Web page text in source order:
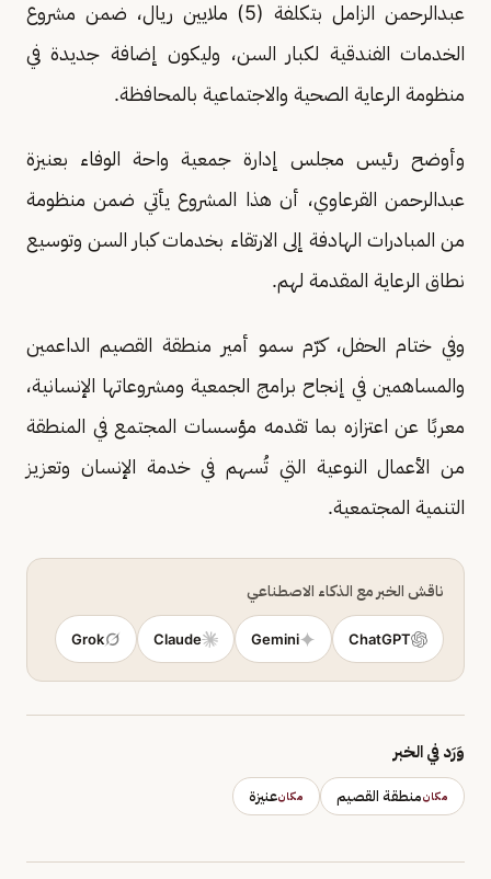
عبدالرحمن الزامل بتكلفة (5) ملايين ريال، ضمن مشروع
الخدمات الفندقية لكبار السن، وليكون إضافة جديدة في
منظومة الرعاية الصحية والاجتماعية بالمحافظة.
وأوضح رئيس مجلس إدارة جمعية واحة الوفاء بعنيزة
عبدالرحمن القرعاوي، أن هذا المشروع يأتي ضمن منظومة
من المبادرات الهادفة إلى الارتقاء بخدمات كبار السن وتوسيع
نطاق الرعاية المقدمة لهم.
وفي ختام الحفل، كرّم سمو أمير منطقة القصيم الداعمين
والمساهمين في إنجاح برامج الجمعية ومشروعاتها الإنسانية،
معربًا عن اعتزازه بما تقدمه مؤسسات المجتمع في المنطقة
من الأعمال النوعية التي تُسهم في خدمة الإنسان وتعزيز
التنمية المجتمعية.
ناقش الخبر مع الذكاء الاصطناعي
ChatGPT
Gemini
Claude
Grok
وَرَد في الخبر
مكانمنطقة القصيم مكانعنيزة